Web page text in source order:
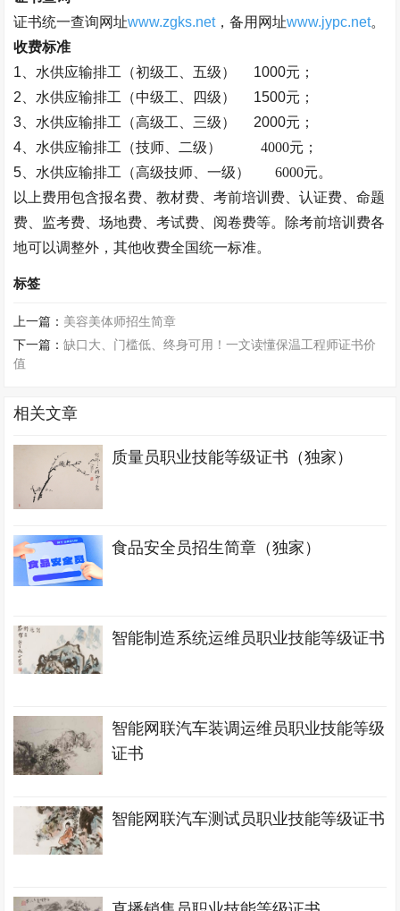
证书统一查询网址www.zgks.net，备用网址www.jypc.net。
收费标准
1、 水供应输排工（初级工、五级）
1000元；
2、 水供应输排工（中级工、四级）
1500元；
3、 水供应输排工（高级工、三级）
2000元；
4、水供应输排工（技师、二级）
4000元；
5、水供应输排工（高级技师、一级）
6000元。
以上费用包含报名费、教材费、考前培训费、认证费、命题
费、监考费、场地费、考试费、阅卷费等。除考前培训费各
地可以调整外，其他收费全国统一标准。
标签
上一篇： 美容美体师招生简章
下一篇：缺口大、门槛低、终身可用！一文读懂保温工程师证书价
值
相关文章
质量员职业技能等级证书（独家）
食品安全员招生简章（独家）
智能制造系统运维员职业技能等级证书
智能网联汽车装调运维员职业技能等级
证书
智能网联汽车测试员职业技能等级证书